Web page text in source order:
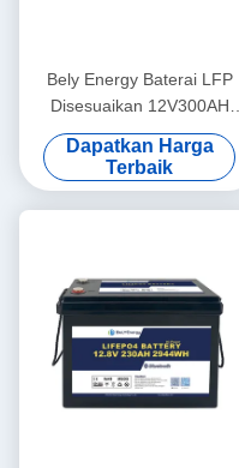
Bely Energy Baterai LFP
Disesuaikan 12V300AH
Phosphate LFP Baterai
PACK Untuk Solar Marine
RV
Dapatkan Harga
Terbaik